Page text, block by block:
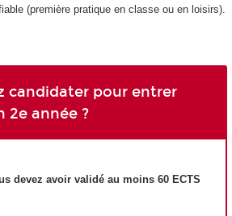
(première pratique en classe ou en loisirs).
candidater pour entrer
2e année ?
devez avoir validé au moins 60 ECTS